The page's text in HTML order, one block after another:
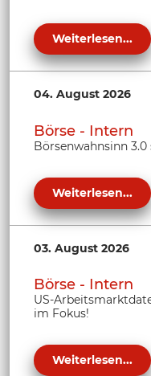
Weiterlesen...
04. August 2026
Börse - Intern
Börsenwahnsinn
Weiterlesen...
03. August 2026
Börse - Intern
US-
im Fokus!
Weiterlesen...